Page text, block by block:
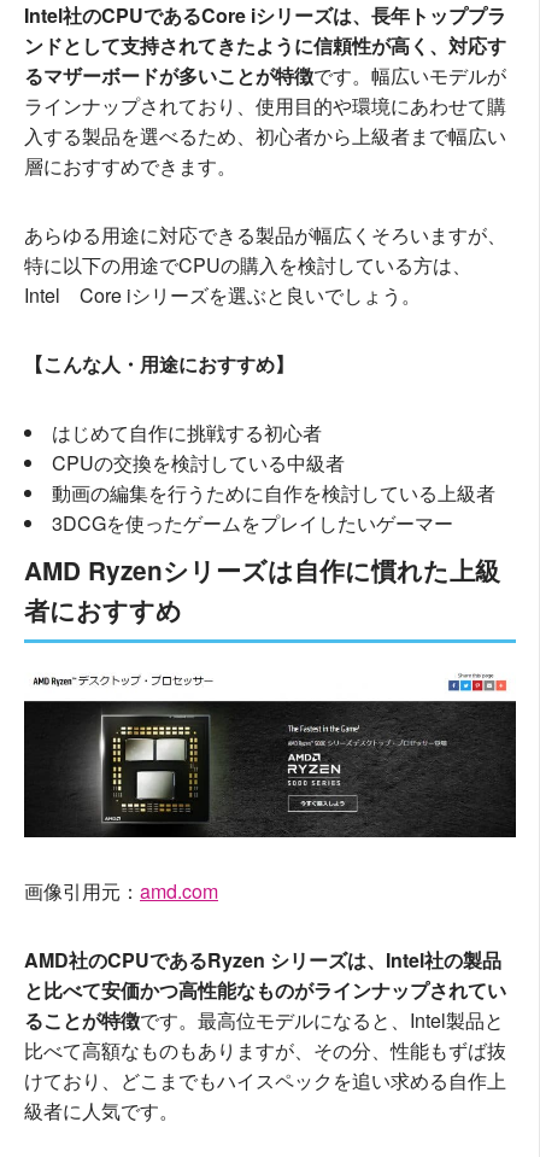
Intel社のCPUであるCore iシリーズは、長年トッププラ
ンドとして支持されてきたように信頼性が高く、対応す
るマザーボードが多いことが特徴です。幅広いモデルが
ラインナップされており、使用目的や環境にあわせて購
入する製品を選べるため、初心者から上級者まで幅広い
層におすすめできます。
あらゆる用途に対応できる製品が幅広くそろいますが、
特に以下の用途でCPUの購入を検討している方は、
Intel Core iシリーズを選ぶと良いでしょう。
【こんな人・用途におすすめ】
はじめて自作に挑戦する初心者
CPUの交換を検討している中級者
動画の編集を行うために自作を検討している上級者
3DCGを使ったゲームをプレイしたいゲーマー
AMD Ryzenシリーズは自作に慣れた上級
者におすすめ
画像引用元： amd.com
AMD社のCPUであるRyzen シリーズは、Intel社の製品
と比べて安価かつ高性能なものがラインナップされてい
ることが特徴です。最高位モデルになると、Intel製品と
比べて高額なものもありますが、その分、性能もずば抜
けており、どこまでもハイスペックを追い求める自作上
級者に人気です。